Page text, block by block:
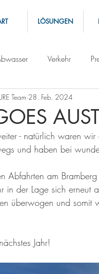
LÖSUNGEN
Verkehr
Team 28. Feb. 2024
- natürlich waren
und haben bei
Abfahrten am
in der Lage sich
überwogen und
Jahr!